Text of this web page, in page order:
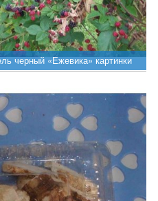
черный «Ежевика» картинки